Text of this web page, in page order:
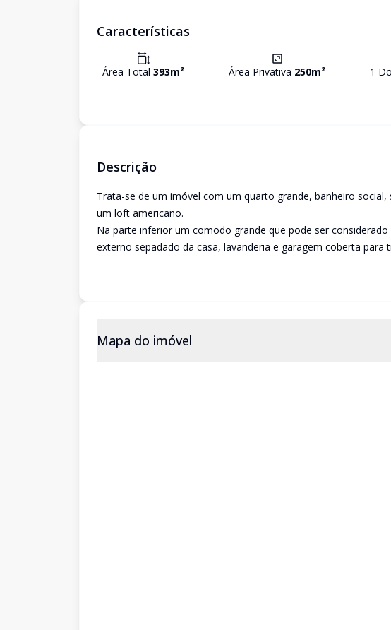
Características
Área Total 393m² Área Privativa 250m² 1
Descrição
Trata-se de um imóvel com um quarto grande, banheiro
um loft americano.
Na parte inferior um comodo grande que pode ser
externo sepadado da casa, lavanderia e garagem coberta para
Mapa do imóvel